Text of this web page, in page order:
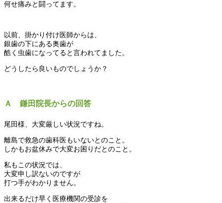
何せ痛みと闘ってます。
以前、掛かり付け医師からは、
銀歯の下にある奥歯が
酷く虫歯になってると言われてました。
どうしたら良いものでしょうか？
Ａ 鎌田院長からの回答
尾田様、大変厳しい状況ですね。
離島で救急の歯科医もいないとのこと。
しかもお盆休みで大変お困りだとのこと。
私もこの状況では、
大変申し訳ないのですが
打つ手がわかりません。
出来るだけ早く医療機関の受診を